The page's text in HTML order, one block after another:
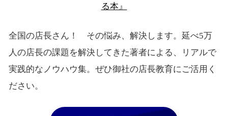
る本』
全国の店長さん！ その悩み、解決します。延べ5万
人の店長の課題を解決してきた著者による、リアルで
実践的なノウハウ集。ぜひ御社の店長教育にご活用く
ださい。